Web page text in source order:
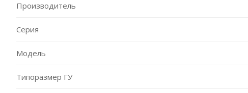
Производитель
Серия
Модель
Типоразмер ГУ